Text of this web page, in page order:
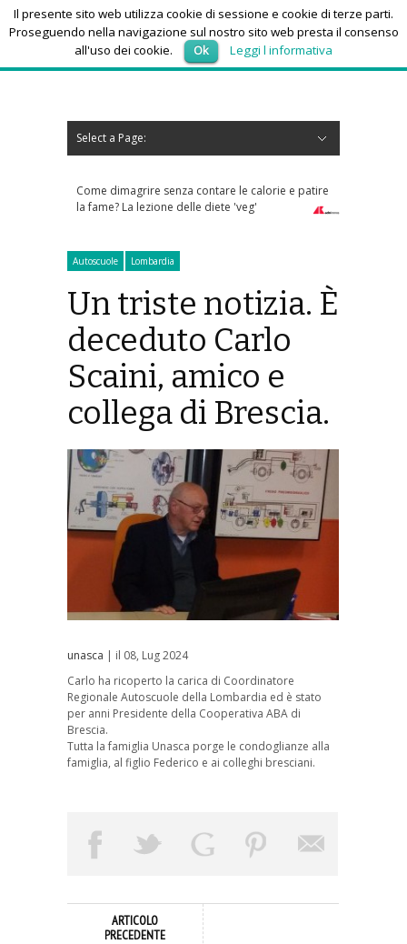
sabato 8, Agosto 2026
Select a Page:
Come dimagrire senza contare le calorie e patire
la fame? La lezione delle diete 'veg'
Sos anziani
Autoscuole Lombardia
Un triste notizia. È
deceduto Carlo
Scaini, amico e
collega di Brescia.
unasca | il 08, Lug 2024
Carlo ha ricoperto la carica di Coordinatore
Regionale Autoscuole della Lombardia ed è stato
per anni Presidente della Cooperativa ABA di
Brescia.
Tutta la famiglia Unasca porge le condoglianze alla
famiglia, al figlio Federico e ai colleghi bresciani.
ARTICOLO
PRECEDENTE
Il presente sito web utilizza cookie di sessione e cookie di terze parti.
Proseguendo nella navigazione sul nostro sito web presta il consenso
all'uso dei cookie.
Ok Leggi l informativa